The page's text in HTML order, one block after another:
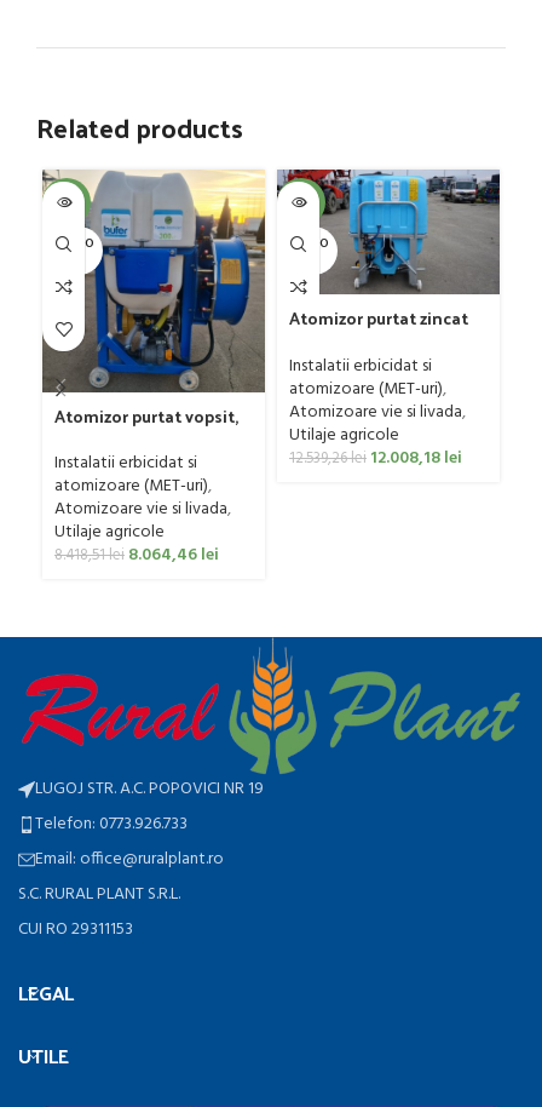
Related products
-4%
SOLD O
UT
Atomizor purtat vopsit,
Bufer, model Ronda
Clasic, 200 litri
Instalatii erbicidat si
atomizoare (MET-uri),
Atomizoare vie si livada,
Utilaje agricole
8.418,51lei 8.064,46lei
-4%
SOLD O
UT
Atomizor purtat zincat
Bufer, model Ronda,
400 litri
Instalatii erbicidat si
atomizoare (MET-uri),
Atomizoare vie si livada,
Utilaje agricole
12.539,26lei 12.008,18lei
LUGOJ STR. A.C. POPOVICI NR 19
Telefon: 0773.926.733
Email: office@ruralplant.ro
S.C. RURAL PLANT S.R.L.
CUI RO 29311153
LEGAL
UTILE